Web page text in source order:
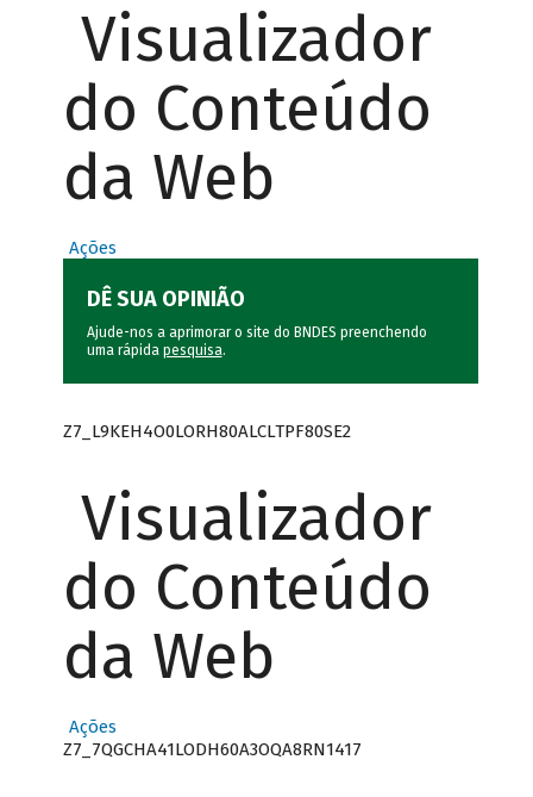
Visualizador
do Conteúdo
da Web
Ações
DÊ SUA OPINIÃO
Ajude-nos a aprimorar o site do BNDES preenchendo
uma rápida pesquisa.
Z7_L9KEH4O0LORH80ALCLTPF80SE2
Visualizador
do Conteúdo
da Web
Ações
Z7_7QGCHA41LODH60A3OQA8RN1417